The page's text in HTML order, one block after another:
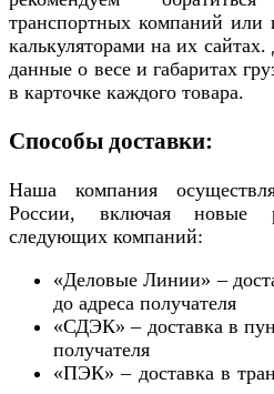
транспортных компаний или
калькуляторами на их
данные о весе и габаритах
в карточке каждого товара.
Способы доставки:
Наша компания
России, включая новые
следующих компаний:
«Деловые Линии» –
до адреса получателя
«СДЭК» – доставка в
получателя
«ПЭК» – доставка в